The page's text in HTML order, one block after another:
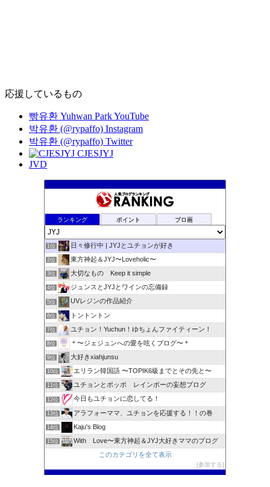
応援しているもの
빢유환 Yuhwan Park YouTube
박유환 (@rypaffo) Instagram
박유환 (@rypaffo) Twitter
CJESJYJ
JVD
ランキング ポイント ブロ画
1位 日々修行中 | JYJとユチョンが好き
2位 東方神起＆JYJ〜Loveholic〜
3位 大切なもの Keep it simple
4位 ジュンスとJYJとワインの忘備録
5位 UVレジンの作品紹介
6位 トントントン
7位 ユチョン！Yuchun！ゆちょんファイティーン！
8位 ＊〜ジェジュンへの愛を呟くブログ〜＊
9位 大好きxiahjunsu
10位 エリラン韓国語 〜TOPIK6級までとその先と〜
11位 ユチョンとポッポ レインボーの妄想ブログ
12位 今日もユチョンに恋してる！
13位 アラフォーママ、ユチョンを応援する！！の巻
14位 Kaju's Blog
15位
With Love〜東方神起＆JYJ大好きママのブログ
このカテゴリを全て表示
参加する